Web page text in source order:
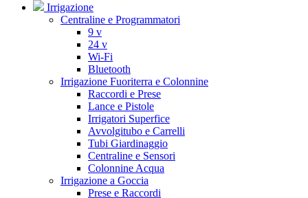
Irrigazione
Centraline e Programmatori
9 v
24 v
Wi-Fi
Bluetooth
Irrigazione Fuoriterra e Colonnine
Raccordi e Prese
Lance e Pistole
Irrigatori Superfice
Avvolgitubo e Carrelli
Tubi Giardinaggio
Centraline e Sensori
Colonnine Acqua
Irrigazione a Goccia
Prese e Raccordi